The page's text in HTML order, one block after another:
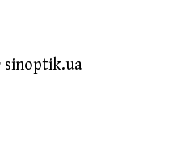
sinoptik.ua